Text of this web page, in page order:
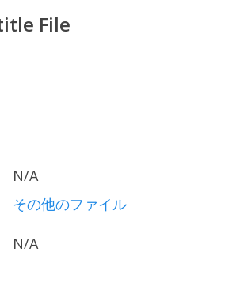
File
N/A
その他のファイル
N/A